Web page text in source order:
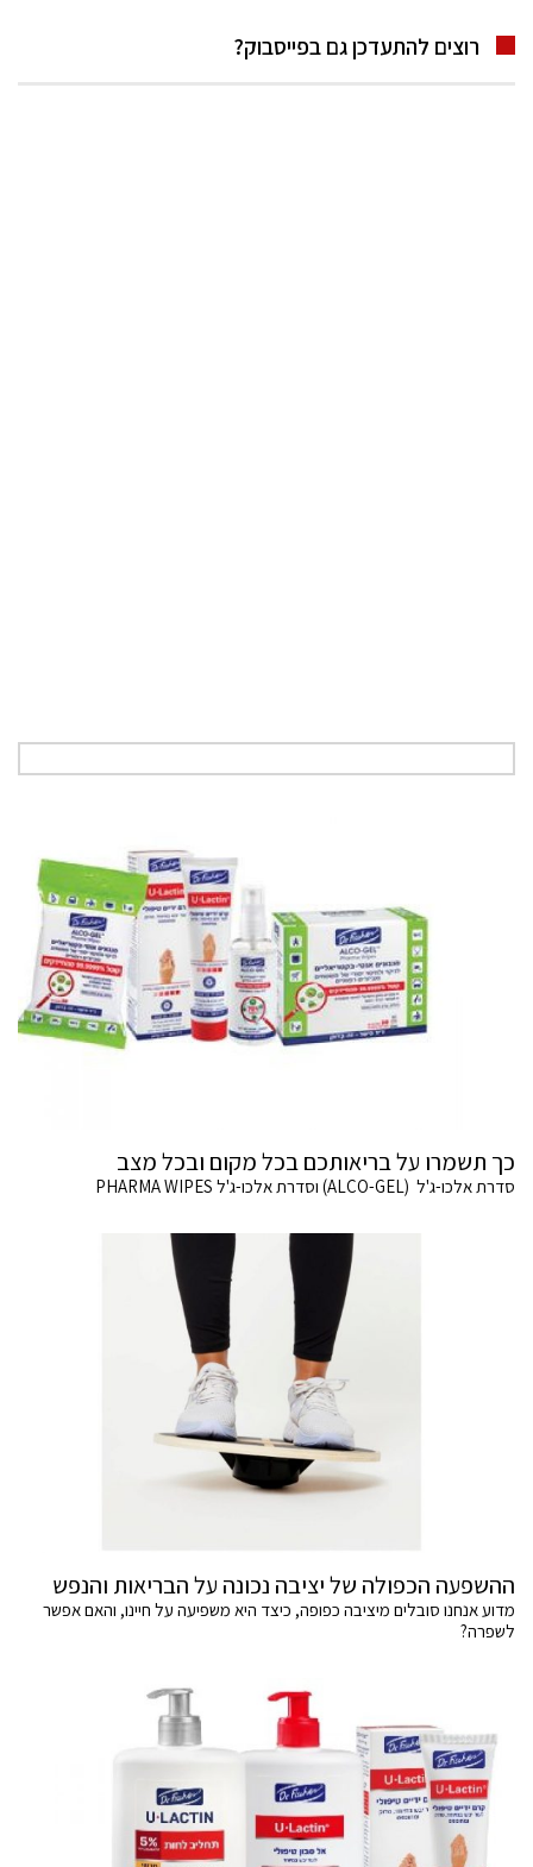
רוצים להתעדכן גם בפייסבוק?
כך תשמרו על בריאותכם בכל מקום ובכל מצב
סדרת אלכו-ג'ל (ALCO-GEL) וסדרת אלכו-ג'ל PHARMA WIPES
ההשפעה הכפולה של יציבה נכונה על הבריאות והנפש
מדוע אנחנו סובלים מיציבה כפופה, כיצד היא משפיעה על חיינו, והאם אפשר
לשפרה?